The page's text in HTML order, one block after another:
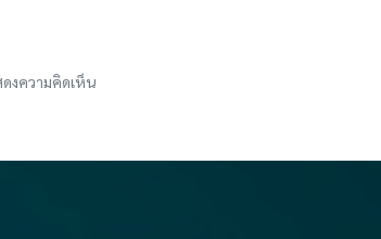
งความคิดเห็น